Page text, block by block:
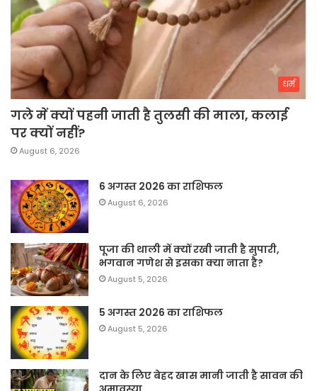
धर्म
गले में क्यों पहनी जाती है तुलसी की माला, कलाई
पर क्यों नहीं?
August 6, 2026
6 अगस्त 2026 का राशिफल
August 6, 2026
पूजा की थाली में क्यों रखी जाती है सुपारी,
भगवान गणेश से इसका क्या नाता है?
August 5, 2026
5 अगस्त 2026 का राशिफल
August 5, 2026
दान के लिए बेहद खास मानी जाती है सावन की